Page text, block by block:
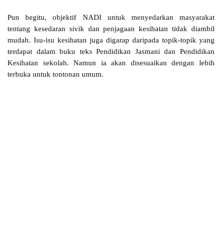
Pun begitu, objektif NADI untuk menyedarkan masyarakat
tentang kesedaran sivik dan penjagaan kesihatan tidak diambil
mudah. Isu-isu kesihatan juga digarap daripada topik-topik yang
terdapat dalam buku teks Pendidikan Jasmani dan Pendidikan
Kesihatan sekolah. Namun ia akan disesuaikan dengan lebih
terbuka untuk tontonan umum.